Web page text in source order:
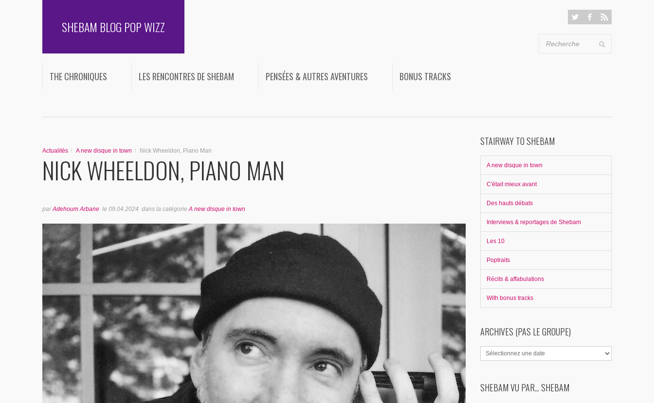
SHEBAM BLOG POP WIZZ
THE CHRONIQUES LES RENCONTRES DE SHEBAM PENSÉES & AUTRES AVENTURES BONUS TRACKS
Actualités / A new disque in town / Nick Wheeldon, Piano Man
NICK WHEELDON, PIANO MAN
parAdehoum Arbane le 09.04.2024 dans la catégorieA new disque in town
STAIRWAY TO SHEBAM
A new disque in town
C'était mieux avant
Des hauts débats
Interviews & reportages de Shebam
Les 10
Poptraits
Récits & affabulations
With bonus tracks
ARCHIVES (PAS LE GROUPE)
SHEBAM VU PAR... SHEBAM